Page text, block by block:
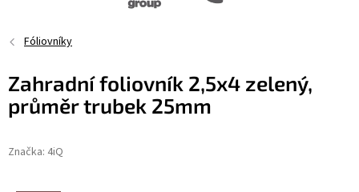
Fóliovníky
Zahradní foliovník 2,5x4 zelený,
průměr trubek 25mm
Značka: 4iQ